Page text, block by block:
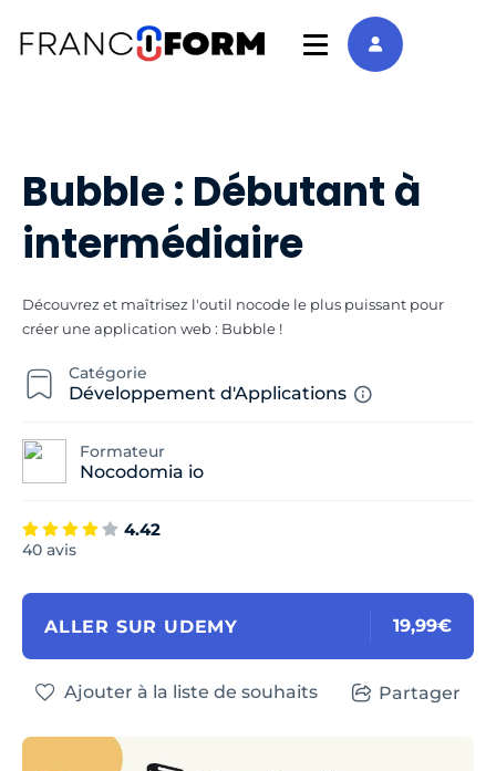
Catégorie
Développement d'Applications
Formateur
Nocodomia io
4.42
40 avis
Bubble : Débutant à
intermédiaire
Découvrez et maîtrisez l'outil nocode le plus puissant pour
créer une application web : Bubble !
ALLER SUR UDEMY 19,99€
Ajouter à la liste de souhaits Partager